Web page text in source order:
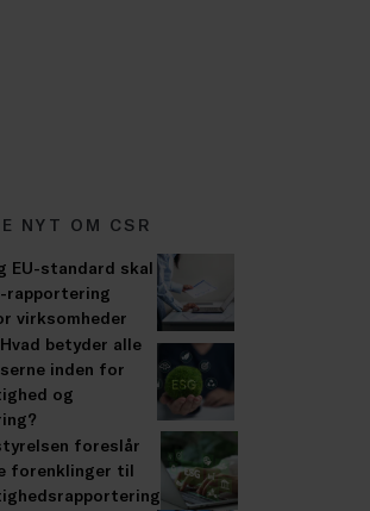
NYT OM CSR
EU-standard skal
rapportering
virksomheder
betyder alle
inden for
og
foreslår
forenklinger til